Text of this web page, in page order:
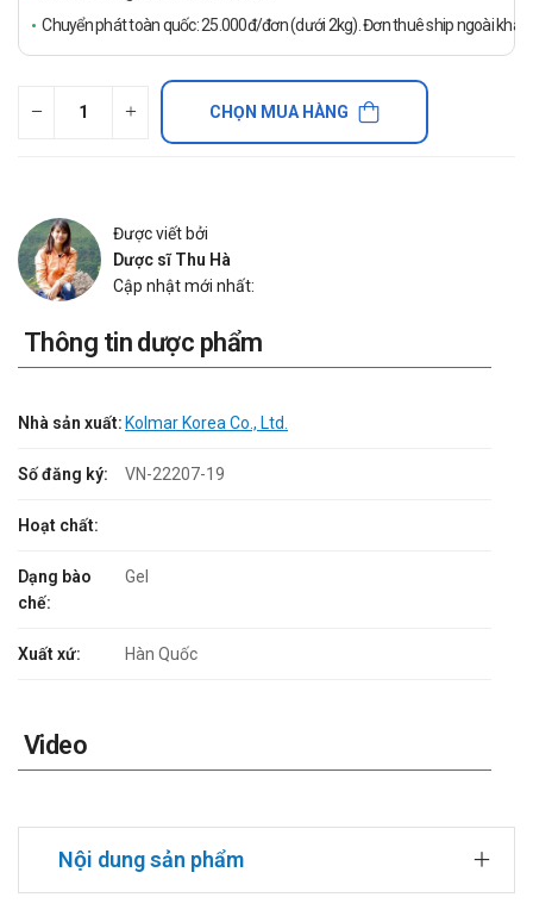
Chuyển phát toàn quốc: 25.000đ/đơn (dưới 2kg). Đơn thuê ship ngoài
CHỌN MUA HÀNG
Được viết bởi
Dược sĩ Thu Hà
Cập nhật mới nhất:
Thông tin dược phẩm
Nhà sản xuất: Kolmar Korea Co., Ltd.
Số đăng ký: VN-22207-19
Hoạt chất:
Dạng bào
chế:
Gel
Xuất xứ: Hàn Quốc
Video
Nội dung sản phẩm